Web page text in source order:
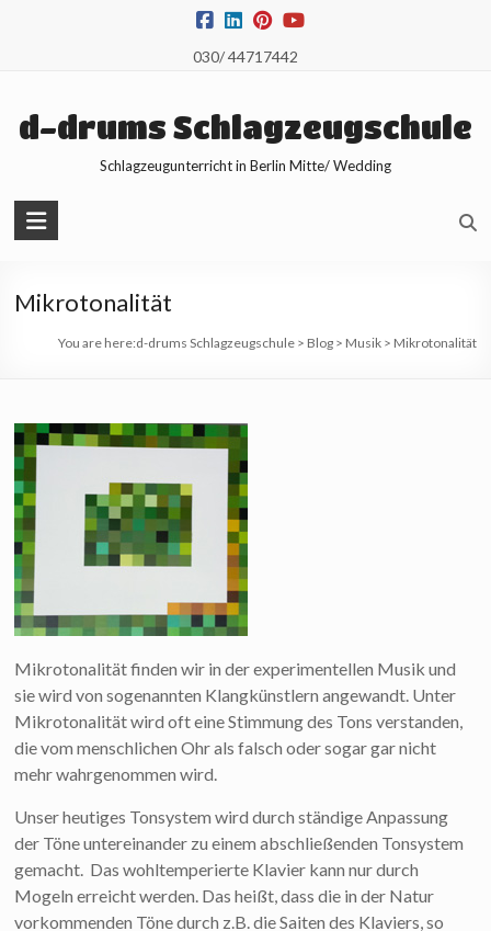
030/ 44717442
d-drums Schlagzeugschule
Schlagzeugunterricht in Berlin Mitte/ Wedding
Mikrotonalität
You are here:d-drums Schlagzeugschule> Blog> Musik> Mikrotonalität
Mikrotonalität finden wir in der experimentellen Musik und
sie wird von sogenannten Klangkünstlern angewandt. Unter
Mikrotonalität wird oft eine Stimmung des Tons verstanden,
die vom menschlichen Ohr als falsch oder sogar gar nicht
mehr wahrgenommen wird.
Unser heutiges Tonsystem wird durch ständige Anpassung
der Töne untereinander zu einem abschließenden Tonsystem
gemacht. Das wohltemperierte Klavier kann nur durch
Mogeln erreicht werden. Das heißt, dass die in der Natur
vorkommenden Töne durch z.B. die Saiten des Klaviers, so